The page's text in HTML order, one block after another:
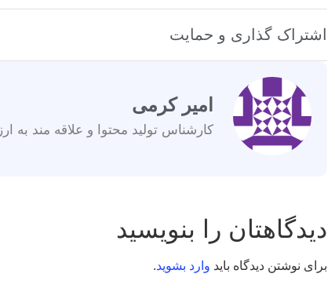
اشتراک گذاری و حمایت
امیر کرمی
کارشناس تولید محتوا و علاقه مند به
دیدگاهتان را بنویسید
برای نوشتن دیدگاه باید وارد بشوید.